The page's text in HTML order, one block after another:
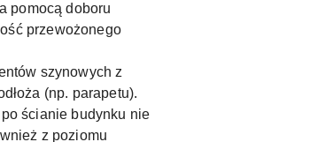
pomocą doboru
przewożonego
szynowych z
(np. parapetu).
ścianie budynku nie
z poziomu